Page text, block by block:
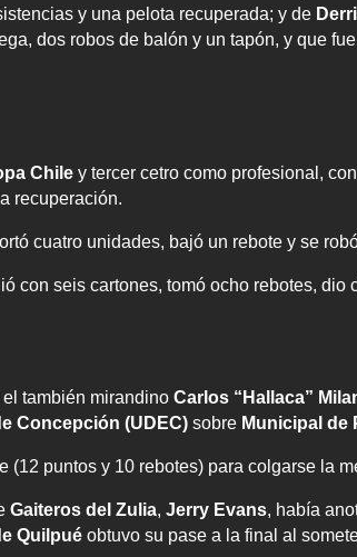
y una pelota recuperada; y de
dos robos de balón y un tapón, y que
Chile y tercer cetro como profesional,
recuperación.
cuatro unidades, bajó un rebote y se
con seis cartones, tomó ocho rebotes, dio
también mirandino Carlos “Hallaca”
Concepción (UDEC) sobre Municipal de
(12 puntos y 10 rebotes) para colgarse la
Gaiteros del Zulia, Jerry Evans, había
Quilpué obtuvo su pase a la final al